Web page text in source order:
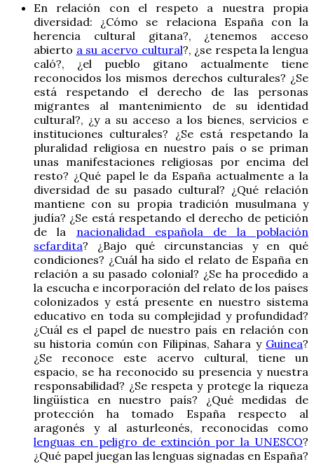
En relación con el respeto a nuestra propia
diversidad: ¿Cómo se relaciona España con la
herencia cultural gitana?, ¿tenemos acceso
abierto a su acervo cultural?, ¿se respeta la lengua
caló?, ¿el pueblo gitano actualmente tiene
reconocidos los mismos derechos culturales? ¿Se
está respetando el derecho de las personas
migrantes al mantenimiento de su identidad
cultural?, ¿y a su acceso a los bienes, servicios e
instituciones culturales? ¿Se está respetando la
pluralidad religiosa en nuestro país o se priman
unas manifestaciones religiosas por encima del
resto? ¿Qué papel le da España actualmente a la
diversidad de su pasado cultural? ¿Qué relación
mantiene con su propia tradición musulmana y
judía? ¿Se está respetando el derecho de petición
de la nacionalidad española de la población
sefardita? ¿Bajo qué circunstancias y en qué
condiciones? ¿Cuál ha sido el relato de España en
relación a su pasado colonial? ¿Se ha procedido a
la escucha e incorporación del relato de los países
colonizados y está presente en nuestro sistema
educativo en toda su complejidad y profundidad?
¿Cuál es el papel de nuestro país en relación con
su historia común con Filipinas, Sahara y Guinea?
¿Se reconoce este acervo cultural, tiene un
espacio, se ha reconocido su presencia y nuestra
responsabilidad? ¿Se respeta y protege la riqueza
lingüística en nuestro país? ¿Qué medidas de
protección ha tomado España respecto al
aragonés y al asturleonés, reconocidas como
lenguas en peligro de extinción por la UNESCO?
¿Qué papel juegan las lenguas signadas en España?